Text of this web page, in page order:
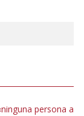
persona a